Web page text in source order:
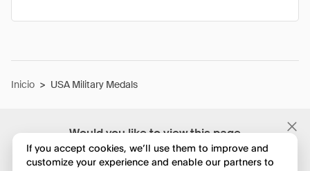
Would you like to view this page
in English?
Inicio > USA Military Medals
If you accept cookies, we’ll use them to improve and
customize your experience and enable our partners to